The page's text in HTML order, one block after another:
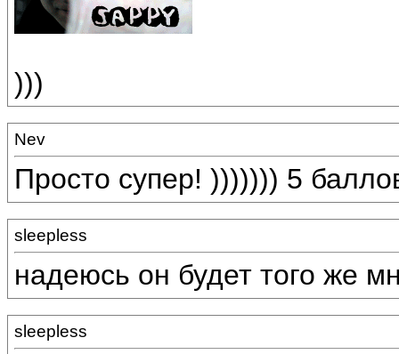
)))
Nev
Просто супер! ))))))) 5
sleepless
надеюсь он будет того же
sleepless